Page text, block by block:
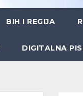
BIH I REGIJA
DIGITALNA